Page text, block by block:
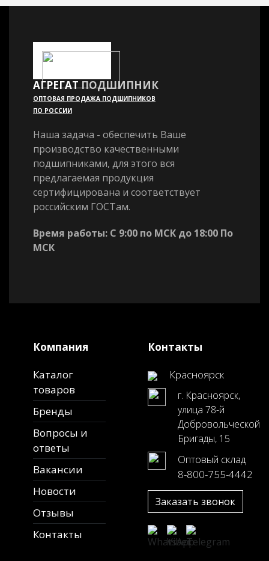
АГРЕГАТПОДШИПНИК
ОПТОВАЯ ПРОДАЖА ПОДШИПНИКОВ
ПО РОССИИ
Наша задача - обеспечить Ваше
производство качественными
подшипниками, для этого вся
предлагаемая продукция
сертифицирована и соответствует
российским ГОСТам.
Время работы: С 9:00 по МСК до 18:00 По
МСК
Компания
Каталог
товаров
Бренды
Вопросы и
ответы
Вакансии
Новости
Отзывы
Контакты
Контакты
Красноярск
г. Красноярск,
улица 78-й
Добровольческой
Бригады, 15
Оптовый склад
8-800-755-4442
Заказать звонок